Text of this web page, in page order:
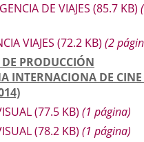
DE VIAJES (85.7 KB)
VIAJES (72.2 KB) (2
PRODUCCIÓN
INTERNACIONA DE CINE
(77.5 KB) (1 página)
(78.2 KB) (1 página)